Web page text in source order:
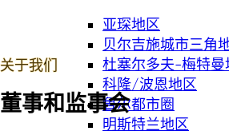
亚琛地区
贝尔吉施城市三角
杜塞尔多夫-梅特曼
科隆/波恩地区
鲁尔都市圈
明斯特兰地区
关于我们
董事和监事会